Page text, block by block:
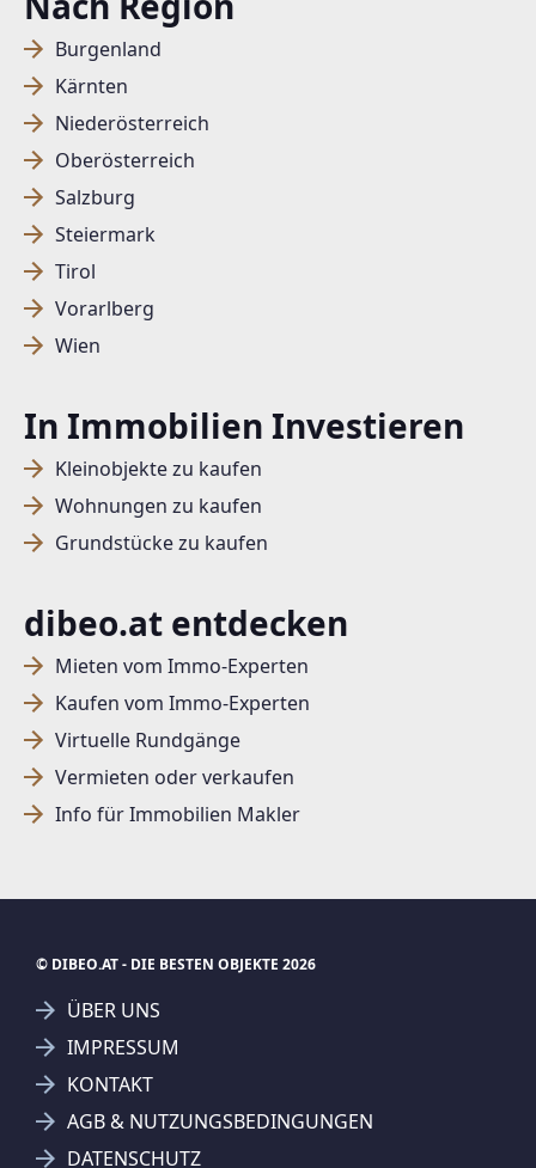
Burgenland
Kärnten
Niederösterreich
Oberösterreich
Salzburg
Steiermark
Tirol
Vorarlberg
Wien
In Immobilien Investieren
Kleinobjekte zu kaufen
Wohnungen zu kaufen
Grundstücke zu kaufen
dibeo.at entdecken
Mieten vom Immo-Experten
Kaufen vom Immo-Experten
Virtuelle Rundgänge
Vermieten oder verkaufen
Info für Immobilien Makler
© DIBEO.AT - DIE BESTEN OBJEKTE 2026
ÜBER UNS
IMPRESSUM
KONTAKT
AGB & NUTZUNGSBEDINGUNGEN
DATENSCHUTZ